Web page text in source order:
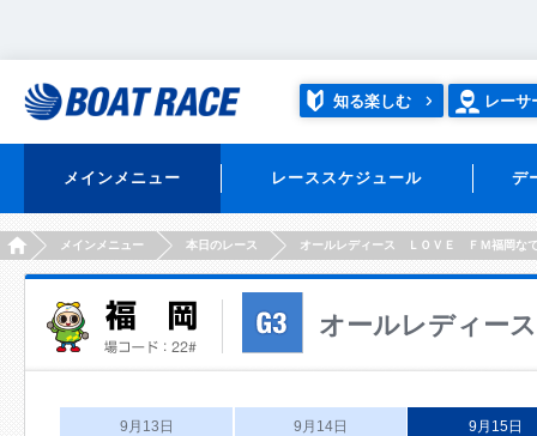
知る楽しむ レーサ
メインメニュー レーススケジュール デ
HOMEメインメニュー 本日のレース オールレディース ＬＯＶＥ ＦＭ福岡な
オールレディー
9月13日 9月14日 9月15日